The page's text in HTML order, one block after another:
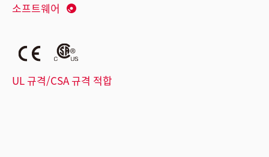
소프트웨어
UL 규격/CSA 규격 적합